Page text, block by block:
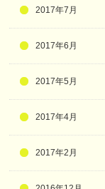
2017年7月
2017年6月
2017年5月
2017年4月
2017年2月